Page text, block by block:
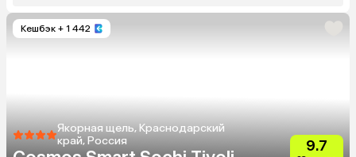
Кешбэк + 1 442
Якорная щель, Краснодарский
край, Россия
9.7